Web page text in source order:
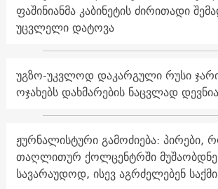
ფაშინიანმა კაბინეტის ძირითადი
უცვლელი დატოვა
უგზო-უკვლოდ დაკარგული რუსი
ოჯახებს დახმარების ნაცვლად
ჟურნალისტური გამოძიება: პირები,
თაღლითურ ქოლცენტრში
სავარაუდოდ, ისევ აგრძელებენ